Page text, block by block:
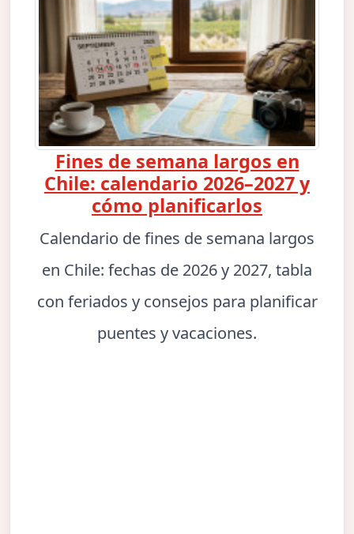
Fines de semana largos en
Chile: calendario 2026–2027 y
cómo planificarlos
Calendario de fines de semana largos
en Chile: fechas de 2026 y 2027, tabla
con feriados y consejos para planificar
puentes y vacaciones.